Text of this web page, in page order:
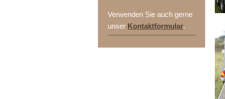
Verwenden Sie auch gerne
unser Kontaktformular.